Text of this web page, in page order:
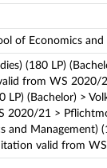
of Economics and
(180 LP)
from WS 2020/
LP) (Bachelor) >
2020/21 >
and Management)
valid from